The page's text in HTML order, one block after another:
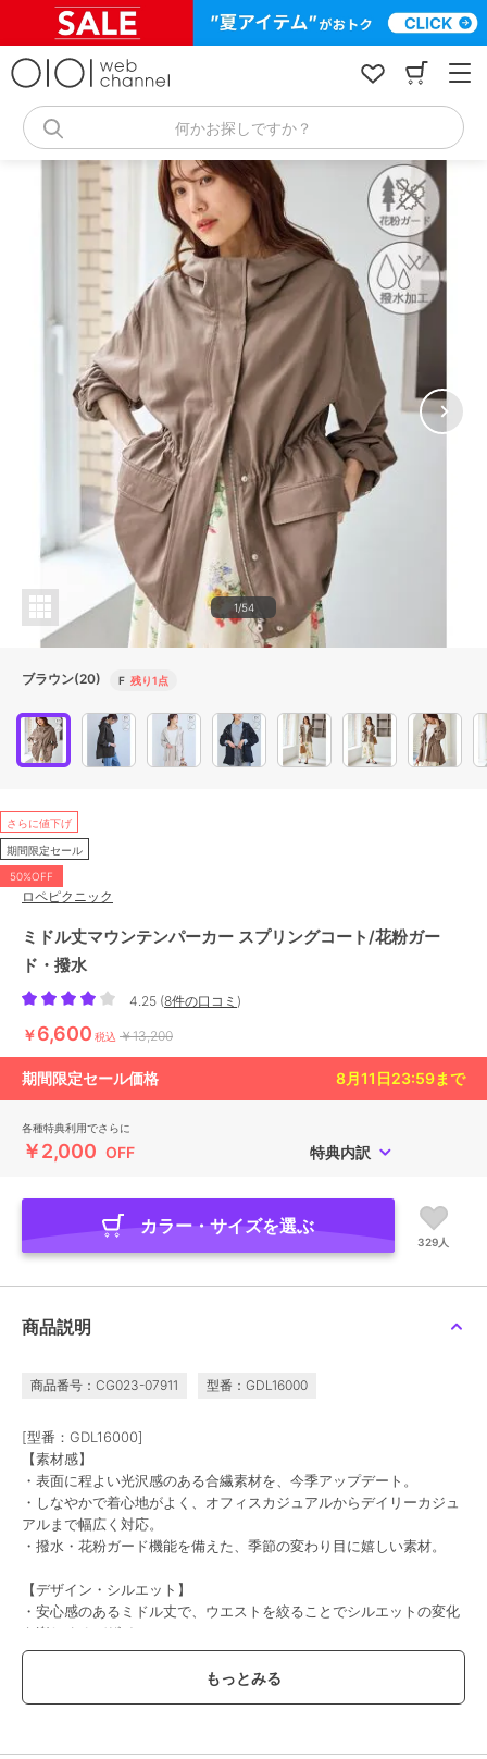
何かお探しですか？
1/54
ブラウン(20) F 残り1点
さらに値下げ
期間限定セール
50%OFF
ロペピクニック
ミドル丈マウンテンパーカー スプリングコート/花粉ガー
ド・撥水
4.25 (8件の口コミ )
￥6,600 税込 ￥13,200
期間限定セール価格 8月11日23:59まで
各種特典利用でさらに
￥2,000 OFF 特典内訳
カラー・サイズを選ぶ
329人
商品説明
商品番号：CG023-07911 型番：GDL16000
[型番：GDL16000]
【素材感】
・表面に程よい光沢感のある合繊素材を、今季アップデート。
・しなやかで着心地がよく、オフィスカジュアルからデイリーカジュ
アルまで幅広く対応。
・撥水・花粉ガード機能を備えた、季節の変わり目に嬉しい素材。
【デザイン・シルエット】
・安心感のあるミドル丈で、ウエストを絞ることでシルエットの変化
も楽しめるデザイン。
・フロントのフラップポケットがアクセントになった、ミニマルな印
・裾は前後差をつけ、軽やかなバランスに。